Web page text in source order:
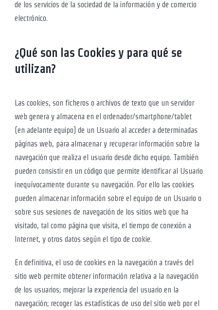
de los servicios de la sociedad de la información y de comercio
electrónico.
¿Qué son las Cookies y para qué se
utilizan?
Las cookies, son ficheros o archivos de texto que un servidor
web genera y almacena en el ordenador/smartphone/tablet
(en adelante equipo) de un Usuario al acceder a determinadas
páginas web, para almacenar y recuperar información sobre la
navegación que realiza el usuario desde dicho equipo. También
pueden consistir en un código que permite identificar al Usuario
inequívocamente durante su navegación. Por ello las cookies
pueden almacenar información sobre el equipo de un Usuario o
sobre sus sesiones de navegación de los sitios web que ha
visitado, tal como página que visita, el tiempo de conexión a
Internet, y otros datos según el tipo de cookie.
En definitiva, el uso de cookies en la navegación a través del
sitio web permite obtener información relativa a la navegación
de los usuarios; mejorar la experiencia del usuario en la
navegación; recoger las estadísticas de uso del sitio web por el